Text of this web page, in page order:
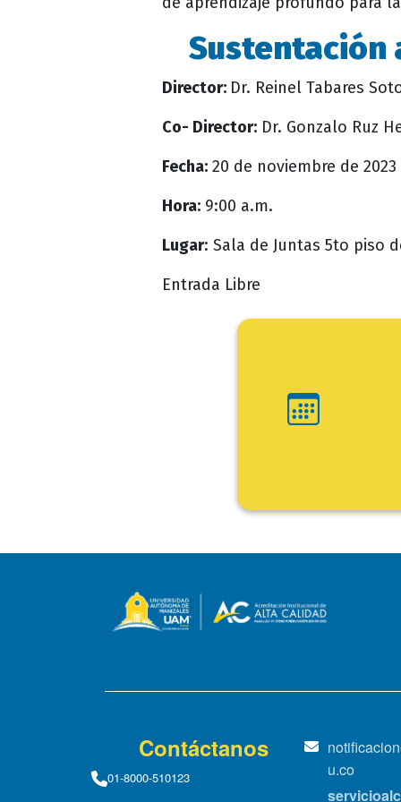
Sustentación
Director: Dr. Reinel Tabares
Co- Director: Dr. Gonzalo Ruz
Fecha: 20 de noviembre de 2023
Hora: 9:00 a.m.
Lugar: Sala de Juntas 5to piso
Entrada Libre
Contáctanos
01-8000-510123
u.co